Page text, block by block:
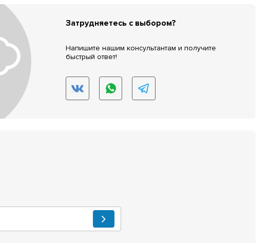
Затрудняетесь с выбором?
Напишите нашим консультантам и получите
быстрый ответ!